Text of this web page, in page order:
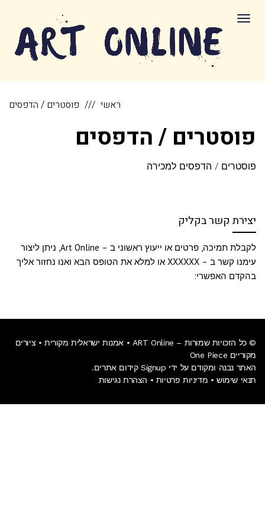
תפריט
ראשי פוסטרים / הדפסים
פוסטרים / הדפסים
פוסטרים / הדפסים למכירה
יצירת קשר בקליק
לקבלת תמיכה, פרטים או ייעוץ ראשוני ב – Art Online, ניתן ליצור
עימנו קשר ב – XXXXXX או למלא את הטופס הבא ואנו נחזור אליך
בהקדם האפשרי:
© כל הזכויות שמורות – ART Online • אמנות ישראלית מקורית • ציורים
מקוריים One Piece
האתר נבנה ומקודם על ידי Signup קידום אתרים.
תנאי שימוש • מדיניות פרטיות • הצהרת נגישות